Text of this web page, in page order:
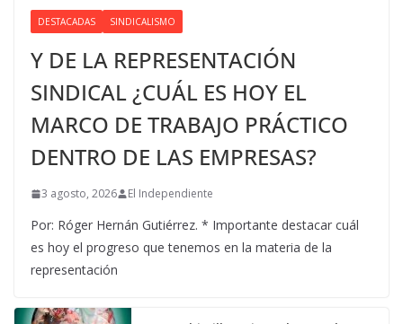
DESTACADAS SINDICALISMO
Y DE LA REPRESENTACIÓN
SINDICAL ¿CUÁL ES HOY EL
MARCO DE TRABAJO PRÁCTICO
DENTRO DE LAS EMPRESAS?
3 agosto, 2026 El Independiente
Por: Róger Hernán Gutiérrez. * Importante destacar cuál
es hoy el progreso que tenemos en la materia de la
representación